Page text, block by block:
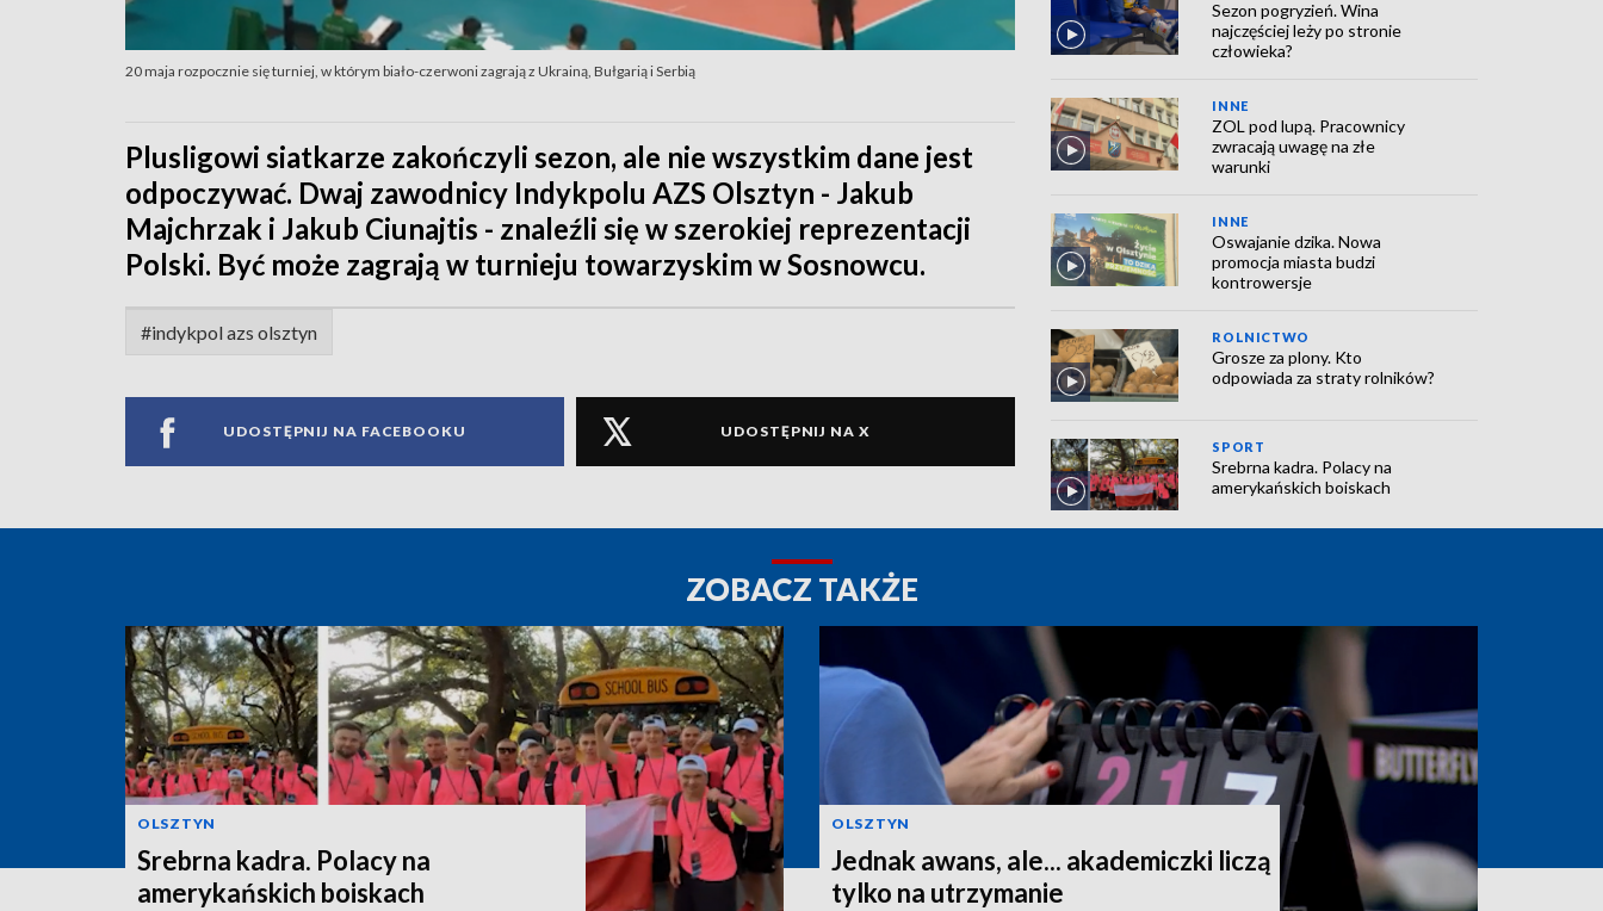
20 maja rozpocznie się turniej, w którym biało-czerwoni zagrają z Ukrainą, Bułgarią i Serbią
Plusligowi siatkarze zakończyli sezon, ale nie wszystkim dane jest
odpoczywać. Dwaj zawodnicy Indykpolu AZS Olsztyn - Jakub
Majchrzak i Jakub Ciunajtis - znaleźli się w szerokiej reprezentacji
Polski. Być może zagrają w turnieju towarzyskim w Sosnowcu.
#indykpol azs olsztyn
UDOSTĘPNIJ NA FACEBOOKU UDOSTĘPNIJ NA X
Sezon pogryzień. Wina
najczęściej leży po stronie
człowieka?
INNE
ZOL pod lupą. Pracownicy
zwracają uwagę na złe
warunki
INNE
Oswajanie dzika. Nowa
promocja miasta budzi
kontrowersje
ROLNICTWO
Grosze za plony. Kto
odpowiada za straty rolników?
SPORT
Srebrna kadra. Polacy na
amerykańskich boiskach
ZOBACZ TAKŻE
OLSZTYN
Srebrna kadra. Polacy na
amerykańskich boiskach
OLSZTYN
Jednak awans, ale... akademiczki liczą
tylko na utrzymanie